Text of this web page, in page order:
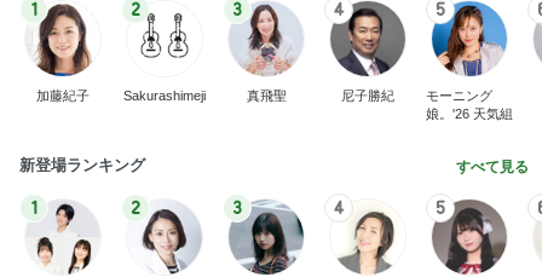
1
加藤紀子
2
Sakurashimeji
3
真飛聖
4
尼子勝紀
5
モーニング
娘。'26 天気組
新登場ランキング すべて見る
1 2 3 4 5